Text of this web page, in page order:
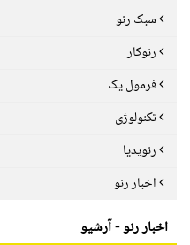
سبک رنو
رنوکار
فرمول یک
تکنولوژی
رنوپدیا
اخبار رنو
اخبار رنو - آرشیو